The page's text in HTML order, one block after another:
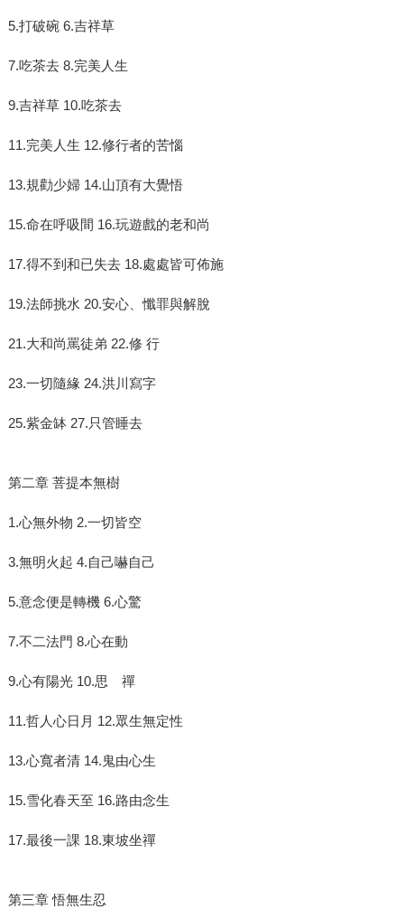
5.打破碗 6.吉祥草
7.吃茶去 8.完美人生
9.吉祥草 10.吃茶去
11.完美人生 12.修行者的苦惱
13.規勸少婦 14.山頂有大覺悟
15.命在呼吸間 16.玩遊戲的老和尚
17.得不到和已失去 18.處處皆可佈施
19.法師挑水 20.安心、懺罪與解脫
21.大和尚罵徒弟 22.修 行
23.一切隨緣 24.洪川寫字
25.紫金缽 27.只管睡去
第二章 菩提本無樹
1.心無外物 2.一切皆空
3.無明火起 4.自己嚇自己
5.意念便是轉機 6.心驚
7.不二法門 8.心在動
9.心有陽光 10.思 禪
11.哲人心日月 12.眾生無定性
13.心寬者清 14.鬼由心生
15.雪化春天至 16.路由念生
17.最後一課 18.東坡坐禪
第三章 悟無生忍